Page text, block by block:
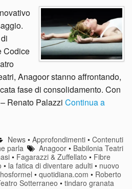
Codice
Anagoor stanno affrontando,
fase di consolidamento. Con
Renato Palazzi Continua a
News• Approfondimenti• Contenuti
parla Anagoor • Babilonia Teatri
• Fagarazzi & Zuffellato • Fibre
• la fatica di diventare adulti • nuovo
• quotidiana.com • Roberto
Sotterraneo • tindaro granata